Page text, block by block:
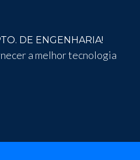
DE ENGENHARIA!
a melhor tecnologia